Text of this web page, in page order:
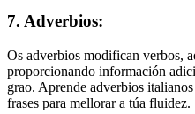
7. Adverbios:
Os adverbios modifican verbos,
proporcionando información
grao. Aprende adverbios
frases para mellorar a túa fluidez.